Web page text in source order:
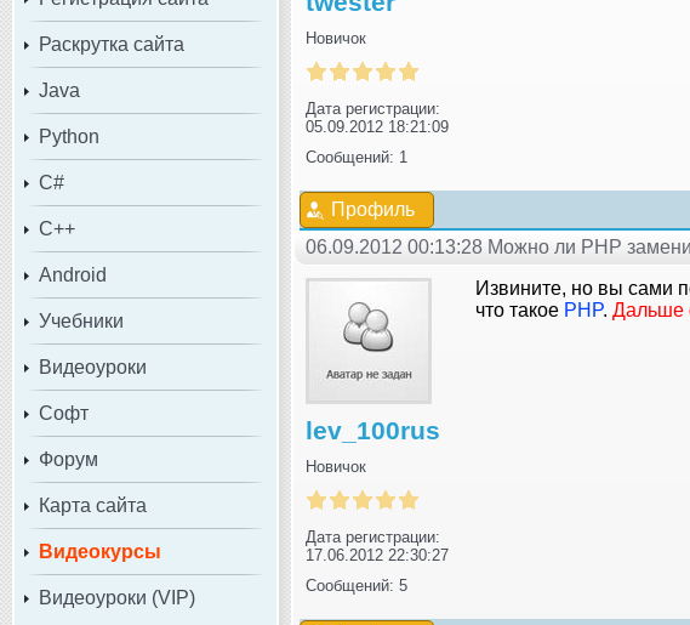
Раскрутка сайта
Java
Python
C#
C++
Android
Учебники
Видеоуроки
Софт
Форум
Карта сайта
Видеокурсы
Видеоуроки (VIP)
Новичок
Дата регистрации:
05.09.2012 18:21:09
Сообщений: 1
Профиль
06.09.2012 00:13:28 Можно ли PHP
lev_100rus
Новичок
Дата регистрации:
17.06.2012 22:30:27
Сообщений: 5
Извините, но вы сами
что такое PHP. Дальше